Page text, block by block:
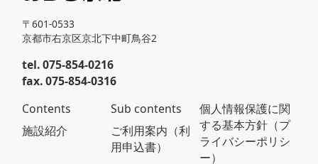
〒601-0533
京都市右京区京北下中町鳥谷2
tel. 075-854-0216
fax. 075-854-0316
Contents
施設紹介
Sub contents
ご利用案内（利
用申込書）
個人情報保護に関
する基本方針（プ
ライバシーポリシ
ー）